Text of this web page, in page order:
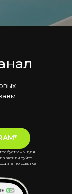
VPN для
активируйте
по ссылке